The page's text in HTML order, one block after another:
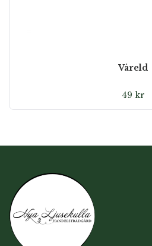
Våreld
49 kr